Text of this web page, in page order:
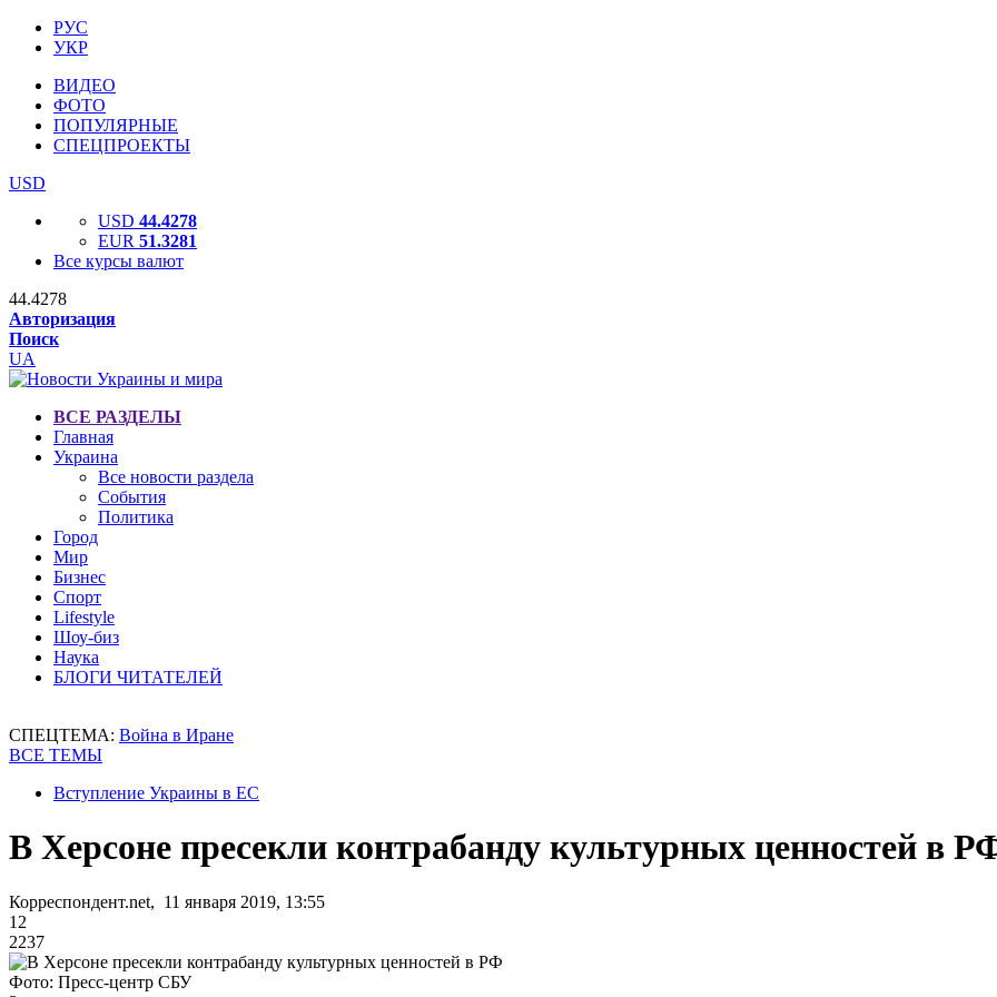
РУС
УКР
ВИДЕО
ФОТО
ПОПУЛЯРНЫЕ
СПЕЦПРОЕКТЫ
USD
USD 44.4278
EUR 51.3281
Все курсы валют
44.4278
Авторизация
Поиск
UA
ВСЕ РАЗДЕЛЫ
Главная
Украина
Все новости раздела
События
Политика
Город
Мир
Бизнес
Спорт
Lifestyle
Шоу-биз
Наука
БЛОГИ ЧИТАТЕЛЕЙ
СПЕЦТЕМА: Война в Иране
ВСЕ ТЕМЫ
Вступление Украины в ЕС
В Херсоне пресекли контрабанду культурных ценностей в
Корреспондент.net, 11 января 2019, 13:55
12
2237
Фото: Пресс-центр СБУ